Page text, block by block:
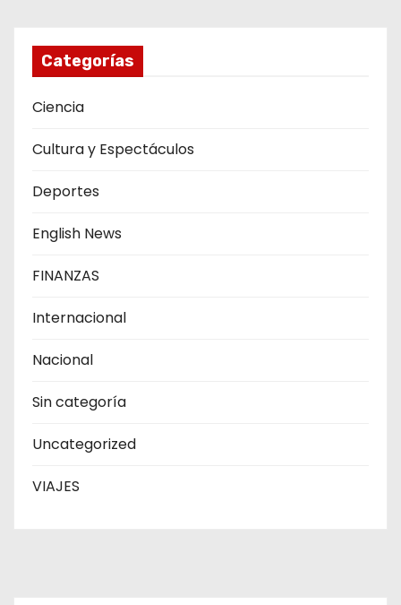
Categorías
Ciencia
Cultura y Espectáculos
Deportes
English News
FINANZAS
Internacional
Nacional
Sin categoría
Uncategorized
VIAJES